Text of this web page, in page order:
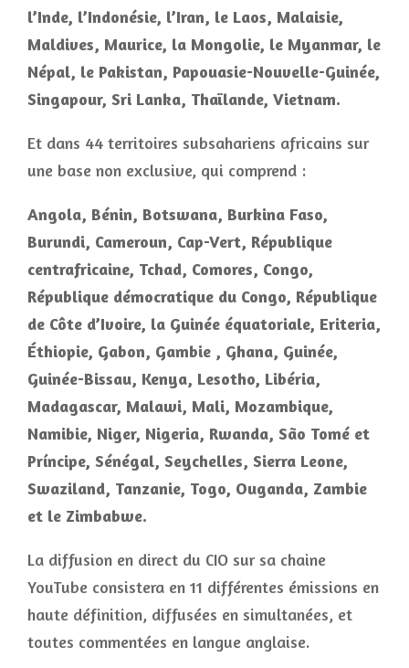
l’Inde, l’Indonésie, l’Iran, le Laos, Malaisie,
Maldives, Maurice, la Mongolie, le Myanmar, le
Népal, le Pakistan, Papouasie-Nouvelle-Guinée,
Singapour, Sri Lanka, Thaïlande, Vietnam.
Et dans 44 territoires subsahariens africains sur
une base non exclusive, qui comprend :
Angola, Bénin, Botswana, Burkina Faso,
Burundi, Cameroun, Cap-Vert, République
centrafricaine, Tchad, Comores, Congo,
République démocratique du Congo, République
de Côte d’Ivoire, la Guinée équatoriale, Eriteria,
Éthiopie, Gabon, Gambie , Ghana, Guinée,
Guinée-Bissau, Kenya, Lesotho, Libéria,
Madagascar, Malawi, Mali, Mozambique,
Namibie, Niger, Nigeria, Rwanda, São Tomé et
Príncipe, Sénégal, Seychelles, Sierra Leone,
Swaziland, Tanzanie, Togo, Ouganda, Zambie
et le Zimbabwe.
La diffusion en direct du CIO sur sa chaine
YouTube consistera en 11 différentes émissions en
haute définition, diffusées en simultanées, et
toutes commentées en langue anglaise.